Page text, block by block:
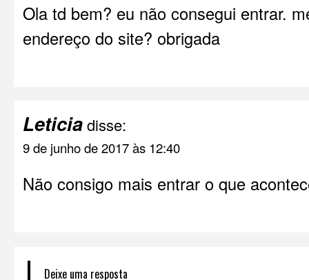
Ola td bem? eu não consegui entrar.
endereço do site? obrigada
Leticiadisse:
9 de junho de 2017 às 12:40
Não consigo mais entrar o que
Deixe uma resposta